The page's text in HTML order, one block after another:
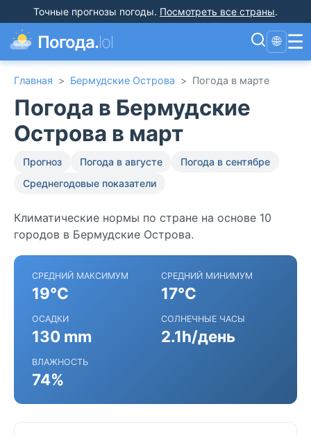
Точные прогнозы погоды. Посмотреть все страны.
Погода.lol 🌐 ☰
Главная > Бермудские Острова > Погода в марте
Погода в Бермудские
Острова в март
Прогноз Погода в августе
Погода в сентябре
Среднегодовые показатели
Климатические нормы по стране на основе 10
городов в Бермудские Острова.
СРЕДНИЙ МАКСИМУМ
19°C
СРЕДНИЙ МИНИМУМ
17°C
ОСАДКИ
130 mm
СОЛНЕЧНЫЕ ЧАСЫ
2.1h/день
ВЛАЖНОСТЬ
74%